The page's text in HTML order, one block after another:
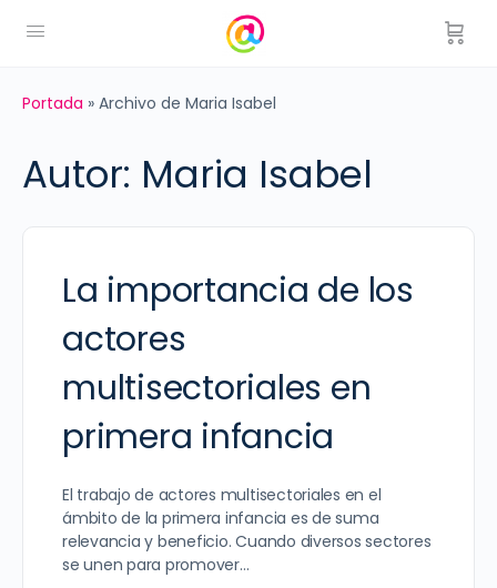
Portada » Archivo de Maria Isabel
Autor: Maria Isabel
La importancia de los
actores
multisectoriales en
primera infancia
El trabajo de actores multisectoriales en el
ámbito de la primera infancia es de suma
relevancia y beneficio. Cuando diversos sectores
se unen para promover…